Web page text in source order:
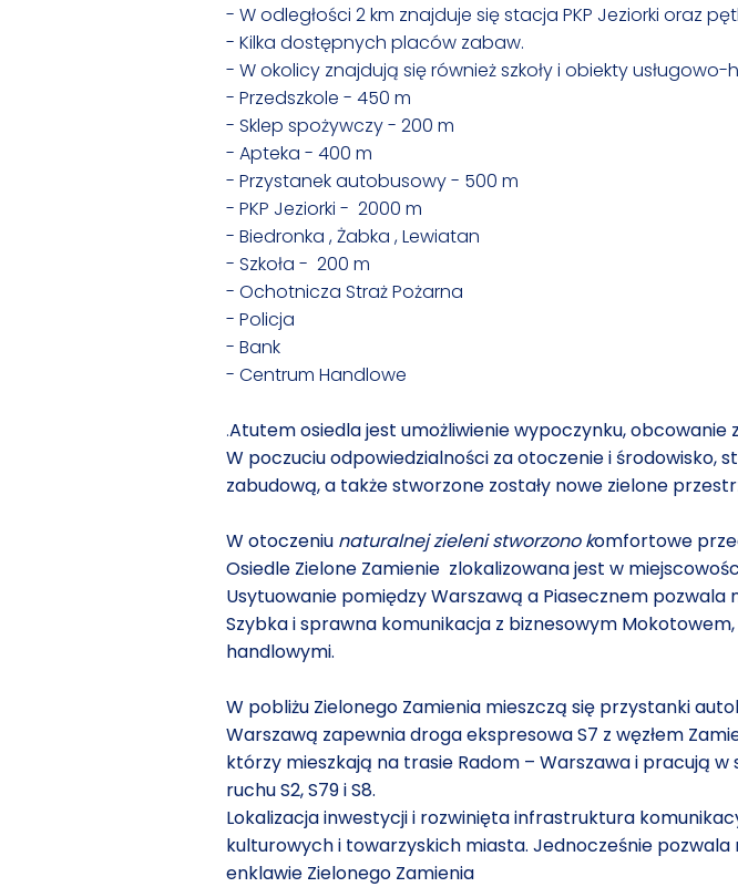
- W odległości 2 km znajduje się stacja PKP Jeziorki oraz
- Kilka dostępnych placów zabaw.
- W okolicy znajdują się również szkoły i obiekty usługowo-
- Przedszkole - 450 m
- Sklep spożywczy - 200 m
- Apteka - 400 m
- Przystanek autobusowy - 500 m
- PKP Jeziorki - 2000 m
- Biedronka , Żabka , Lewiatan
- Szkoła - 200 m
- Ochotnicza Straż Pożarna
- Policja
- Bank
- Centrum Handlowe
.Atutem osiedla jest umożliwienie wypoczynku, obcowanie
W poczuciu odpowiedzialności za otoczenie i
zabudową, a także stworzone zostały nowe zielone
W otoczeniu naturalnej zieleni stworzono komfortowe
Osiedle Zielone Zamienie zlokalizowana jest w
Usytuowanie pomiędzy Warszawą a Piasecznem
Szybka i sprawna komunikacja z biznesowym
handlowymi.
W pobliżu Zielonego Zamienia mieszczą się przystanki
Warszawą zapewnia droga ekspresowa S7 z węzłem
którzy mieszkają na trasie Radom – Warszawa i pracują
ruchu S2, S79 i S8.
Lokalizacja inwestycji i rozwinięta infrastruktura
kulturowych i towarzyskich miasta. Jednocześnie
enklawie Zielonego Zamienia